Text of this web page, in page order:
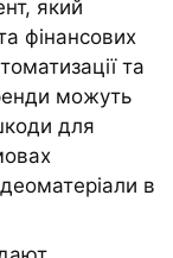
який
фінансових
та
можуть
для
в